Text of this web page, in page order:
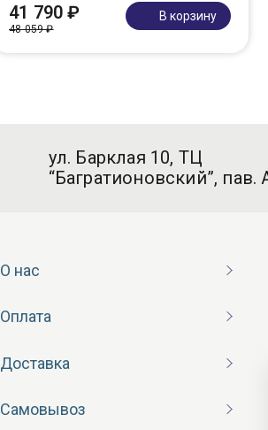
41 790 ₽
48 059 ₽
В корзину
ул. Барклая 10, ТЦ
“Багратионовский”, пав.
О нас
Оплата
Доставка
Самовывоз